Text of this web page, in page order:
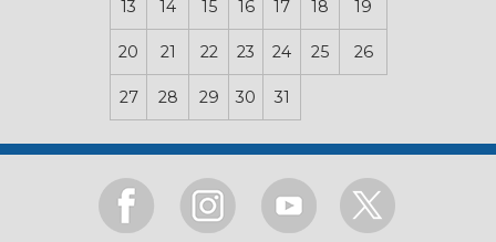
13 14 15 16 17 18 19
20 21 22 23 24 25 26
27 28 29 30 31